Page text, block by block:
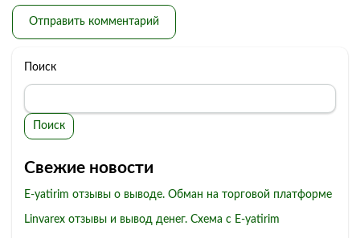
Поиск
Поиск
Свежие новости
E-yatirim отзывы о выводе. Обман на торговой платформе
Linvarex отзывы и вывод денег. Схема с E-yatirim